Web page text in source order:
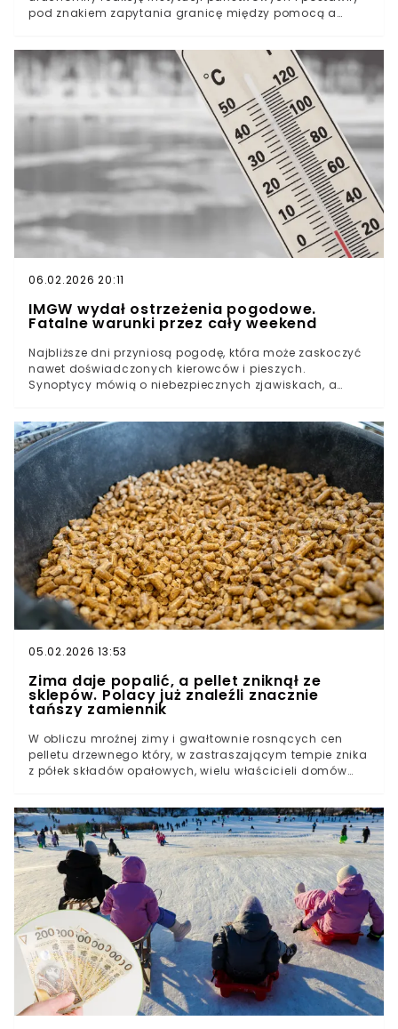
pod znakiem zapytania granicę między pomocą a
mogą mieć znacznie szerszy wymiar. Co dokładnie
zwróciło uwagę służb? W ostatnich latach coraz
częściej mówi się o lukach w systemie ochrony zwierząt
i działalności podmiotów funkcjonujących poza
formalnym nadzorem. To obszar, w którym emocje
społeczne mieszają się z przepisami prawa, a
deklaracje pomocy nie zawsze idą w parze z
rzeczywistością. Jedna z ostatnich interwencji
pokazała, jak cienka bywa granica między
deklarowaną troską a realnymi działaniami.System
poza kontrolą i rosnące wątpliwościInterwencja służb i
analiza skali zjawiskaNiehumanitarne warunki i reakcja
ministerstwa. Sprawa trafiła do prokuratury
06.02.2026 20:11
IMGW wydał ostrzeżenia pogodowe.
Fatalne warunki przez cały weekend
Najbliższe dni przyniosą pogodę, która może zaskoczyć
nawet doświadczonych kierowców i pieszych.
Synoptycy mówią o niebezpiecznych zjawiskach, a
się wyjątkowo trudne, zwłaszcza tam, gdzie pogoda
potrafi zmieniać się nagle. Eksperci zwracają uwagę, że
kluczowy będzie moment przejścia między różnymi
typami opadów, który często bywa najbardziej
zdradliwy. Na co trzeba się przygotować i gdzie ryzyko
okaże się największe?Pogoda uspokaja tylko pozornie.
Sytuacja zaczyna się komplikowaćSynoptycy mówią
wprost: ryzyko będzie narastać z każdą godzinąOpady
marznące, gołoledź i silny mróz. IMGW ujawnia
szczegóły prognozy
05.02.2026 13:53
Zima daje popalić, a pellet zniknął ze
sklepów. Polacy już znaleźli znacznie
tańszy zamiennik
W obliczu mroźnej zimy i gwałtownie rosnących cen
pelletu drzewnego który, w zastraszającym tempie znika
z półek składów opałowych, wielu właścicieli domów
na obniżenie kosztów, jak i ostrzeżenia dotyczące ryzyka
technicznego. Poniżej sprawdzamy, co warto wiedzieć
przed podjęciem decyzji o zmianie paliwa.Pellet drogi i
trudno dostępny. Polacy szukają oszczędnościZboże w
piecu na pellet. Możliwe, ale ryzykowneZalety i wady
alternatyw pelletu